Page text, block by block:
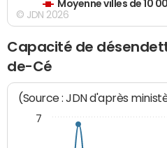
Moyenne villes de 10
© JDN 2026
Capacité de
de-Cé
(Source : JDN d'après
7